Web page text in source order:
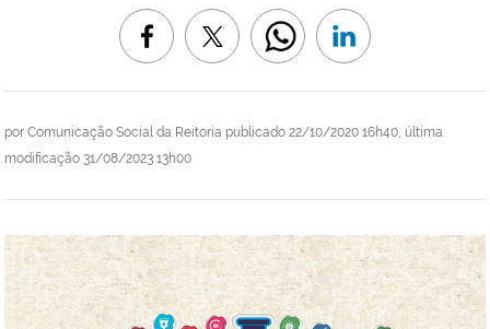
por Comunicação Social da Reitoria publicado 22/10/2020 16h40, última
modificação 31/08/2023 13h00